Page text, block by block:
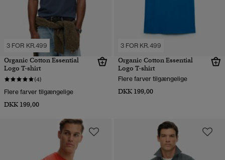
3 FOR KR.499
Organic Cotton Essential
Logo T-shirt
(4)
Flere farver tilgængelige
DKK 199,00
3 FOR KR.499
Organic Cotton Essential
Logo T-shirt
Flere farver tilgængelige
DKK 199,00